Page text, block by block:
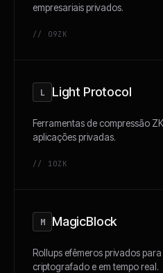
empresariais privados.
// 09ZK
L Light Protocol
Ferramentas de compressão
aplicações privadas.
// 10ZK
M MagicBlock
Rollups efêmeros privados
criptografado e em tempo real.